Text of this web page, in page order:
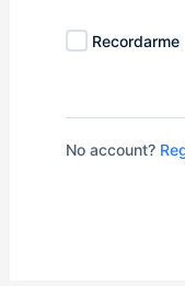
Recordarme
No account?